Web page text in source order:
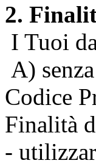
2.
I Tuoi
A)
Codice
Finalità
-